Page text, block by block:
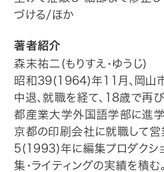
づける/ほか
著者紹介
森末祐二(もりすえ・ゆうじ)
昭和39(1964)年11月、岡山
中退、就職を経て、18歳で再
都産業大学外国語学部に進学
京都の印刷会社に就職して営
5(1993)年に編集プロダクシ
集・ライティングの実績を積む